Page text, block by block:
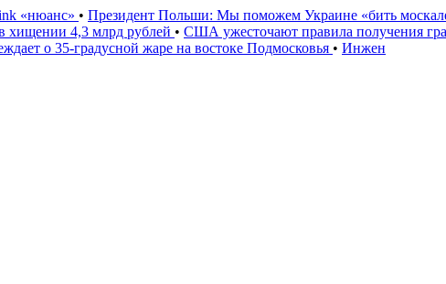
«нюанс» • Президент Польши: Мы поможем Украине «бить
хищении 4,3 млрд рублей • США ужесточают правила получения
о 35-градусной жаре на востоке Подмосковья • Инжен